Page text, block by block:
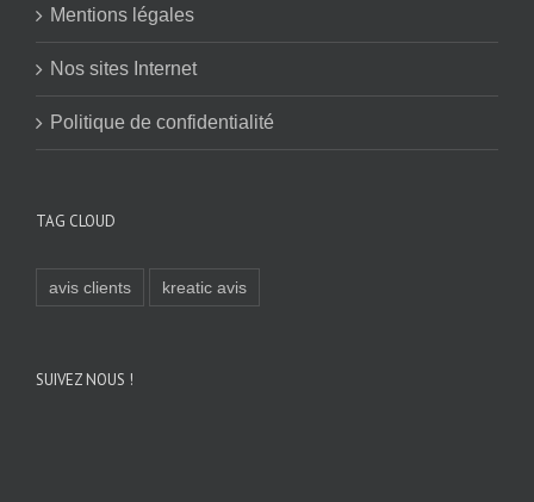
Mentions légales
Nos sites Internet
Politique de confidentialité
TAG CLOUD
avis clients kreatic avis
SUIVEZ NOUS !